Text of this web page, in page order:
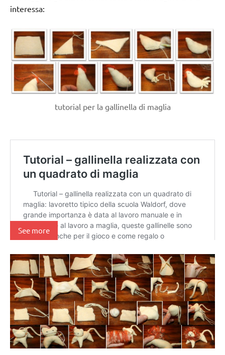
interessa:
tutorial per la gallinella di maglia
See more